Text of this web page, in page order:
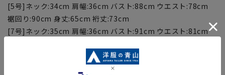
[5号]ネック:34cm 肩幅:36cm バスト:88cm ウエスト:78cm
裾回り:90cm 身丈:65cm 裄丈:73cm
[7号]ネック:35cm 肩幅:36cm バスト:91cm ウエスト:81cm
[9号]ネック:36cm 肩幅:37cm バスト:94cm ウエスト:84cm
裾回り:96cm 身丈:67cm 裄丈:77cm